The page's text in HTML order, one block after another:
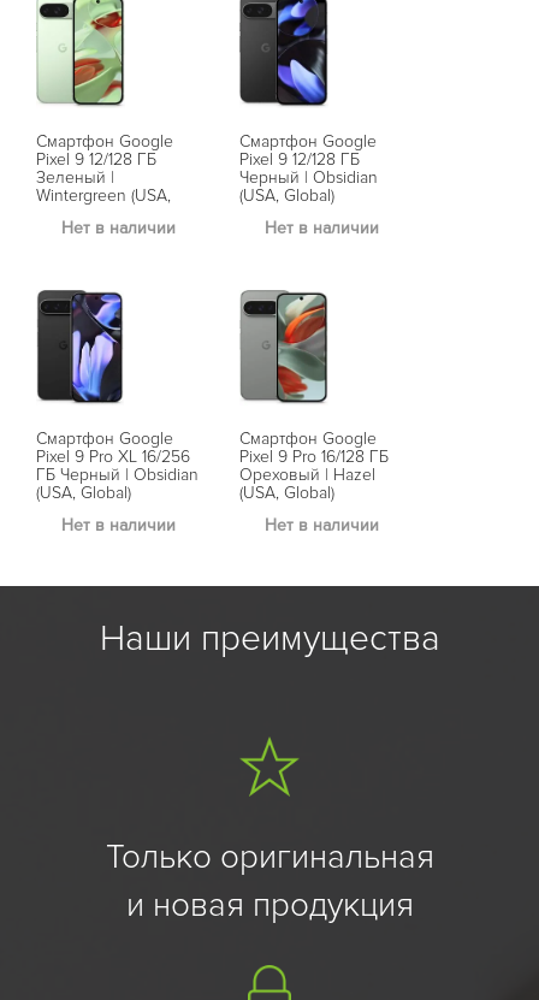
Смартфон Google
Pixel 9 12/128 ГБ
Зеленый |
Wintergreen (USA,
Нет в наличии
Смартфон Google
Pixel 9 Pro XL 16/256
ГБ Черный | Obsidian
(USA, Global)
Нет в наличии
Смартфон Google
Pixel 9 12/128 ГБ
Черный | Obsidian
(USA, Global)
Нет в наличии
Смартфон Google
Pixel 9 Pro 16/128 ГБ
Ореховый | Hazel
(USA, Global)
Нет в наличии
Наши преимущества
Только оригинальная
и новая продукция